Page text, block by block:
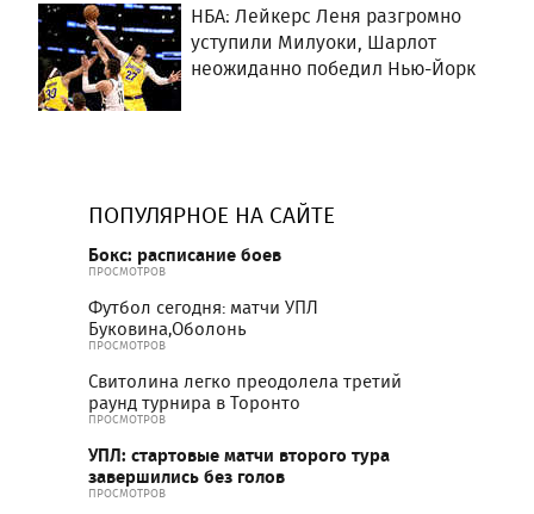
НБА: Лейкерс Леня разгромно
уступили Милуоки, Шарлот
неожиданно победил Нью-Йорк
ПОПУЛЯРНОЕ НА САЙТЕ
Бокс: расписание боев
ПРОСМОТРОВ
Футбол сегодня: матчи УПЛ
Буковина,Оболонь
ПРОСМОТРОВ
Свитолина легко преодолела третий
раунд турнира в Торонто
ПРОСМОТРОВ
УПЛ: стартовые матчи второго тура
завершились без голов
ПРОСМОТРОВ